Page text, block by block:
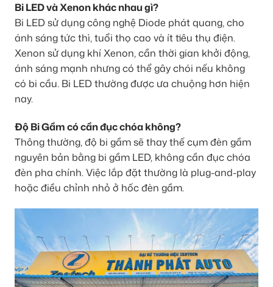
Bi LED và Xenon khác nhau gì?
Bi LED sử dụng công nghệ Diode phát quang, cho
ánh sáng tức thì, tuổi thọ cao và ít tiêu thụ điện.
Xenon sử dụng khí Xenon, cần thời gian khởi động,
ánh sáng mạnh nhưng có thể gây chói nếu không
có bi cầu. Bi LED thường được ưa chuộng hơn hiện
nay.
Độ Bi Gầm có cần đục chóa không?
Thông thường, độ bi gầm sẽ thay thế cụm đèn gầm
nguyên bản bằng bi gầm LED, không cần đục chóa
đèn pha chính. Việc lắp đặt thường là plug-and-play
hoặc điều chỉnh nhỏ ở hốc đèn gầm.